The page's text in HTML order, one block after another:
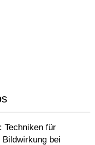
Techniken für
bei